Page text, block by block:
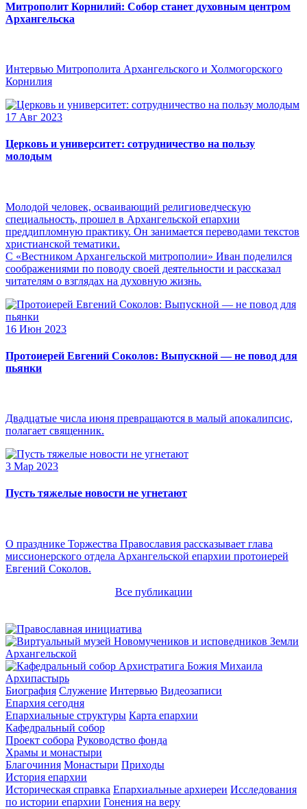
Митрополит Корнилий: Собор станет духовным центром
Архангельска
Интервью Митрополита Архангельского и Холмогорского
Корнилия
17 Авг 2023
Церковь и университет: сотрудничество на пользу
молодым
Молодой человек, осваивающий религиоведческую
специальность, прошел в Архангельской епархии
преддипломную практику. Он занимается переводами текстов
христианской тематики.
С «Вестником Архангельской митрополии» Иван поделился
соображениями по поводу своей деятельности и рассказал
читателям о взглядах на духовную жизнь.
16 Июн 2023
Протоиерей Евгений Соколов: Выпускной — не повод для
пьянки
Двадцатые числа июня превращаются в малый апокалипсис,
полагает священник.
3 Мар 2023
Пусть тяжелые новости не угнетают
О празднике Торжества Православия рассказывает глава
миссионерского отдела Архангельской епархии протоиерей
Евгений Соколов.
Все публикации
Архипастырь
Биография Служение Интервью Видеозаписи
Епархия сегодня
Епархиальные структуры Карта епархии
Кафедральный собор
Проект собора Руководство фонда
Храмы и монастыри
Благочиния Монастыри Приходы
История епархии
Историческая справка Епархиальные архиереи Исследования
по истории епархии Гонения на веру